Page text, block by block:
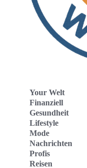
Your Welt
Finanziell
Gesundheit
Lifestyle
Mode
Nachrichten
Profis
Reisen